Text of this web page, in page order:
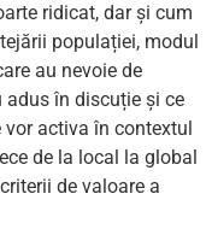
ridicat, dar și cum
populației, modul
au nevoie de
în discuție și ce
vor activa în contextul
de la local la global
de valoare a